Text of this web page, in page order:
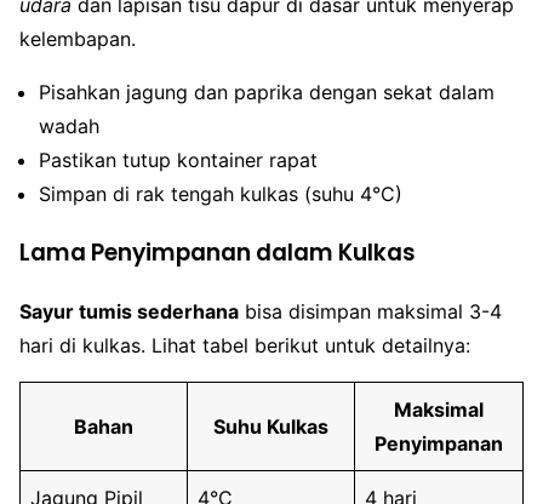
kelembapan.
Pisahkan jagung dan paprika dengan sekat dalam
wadah
Pastikan tutup kontainer rapat
Simpan di rak tengah kulkas (suhu 4°C)
Lama Penyimpanan dalam Kulkas
Sayur tumis sederhana bisa disimpan maksimal 3-4
hari di kulkas. Lihat tabel berikut untuk detailnya:
Bahan Suhu Kulkas
Maksimal
Penyimpanan
Jagung Pipil 4°C 4 hari